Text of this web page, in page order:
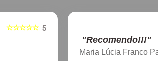
☆☆☆☆☆
"Recomendo!!!"
Aline Nagata